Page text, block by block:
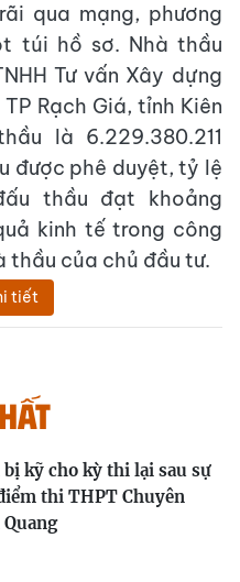
qua mạng, phương
túi hồ sơ. Nhà thầu
Tư vấn Xây dựng
Rạch Giá, tỉnh Kiên
là 6.229.380.211
được phê duyệt, tỷ lệ
thầu đạt khoảng
kinh tế trong công
thầu của chủ đầu tư.
tiết
bị kỹ cho kỳ thi lại sau sự
thi THPT Chuyên